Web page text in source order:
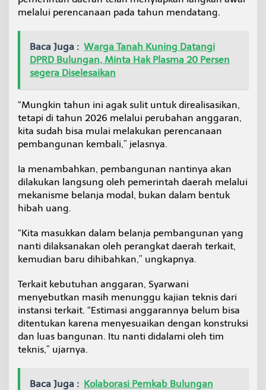
melalui perencanaan pada tahun mendatang.
Baca Juga : Warga Tanah Kuning Datangi
DPRD Bulungan, Minta Hak Plasma 20 Persen
segera Diselesaikan
“Mungkin tahun ini agak sulit untuk direalisasikan,
tetapi di tahun 2026 melalui perubahan anggaran,
kita sudah bisa mulai melakukan perencanaan
pembangunan kembali,” jelasnya.
Ia menambahkan, pembangunan nantinya akan
dilakukan langsung oleh pemerintah daerah melalui
mekanisme belanja modal, bukan dalam bentuk
hibah uang.
“Kita masukkan dalam belanja pembangunan yang
nanti dilaksanakan oleh perangkat daerah terkait,
kemudian baru dihibahkan,” ungkapnya.
Terkait kebutuhan anggaran, Syarwani
menyebutkan masih menunggu kajian teknis dari
instansi terkait. “Estimasi anggarannya belum bisa
ditentukan karena menyesuaikan dengan konstruksi
dan luas bangunan. Itu nanti didalami oleh tim
teknis,” ujarnya.
Baca Juga : Kolaborasi Pemkab Bulungan